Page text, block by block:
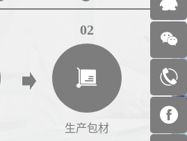
02
生产包材